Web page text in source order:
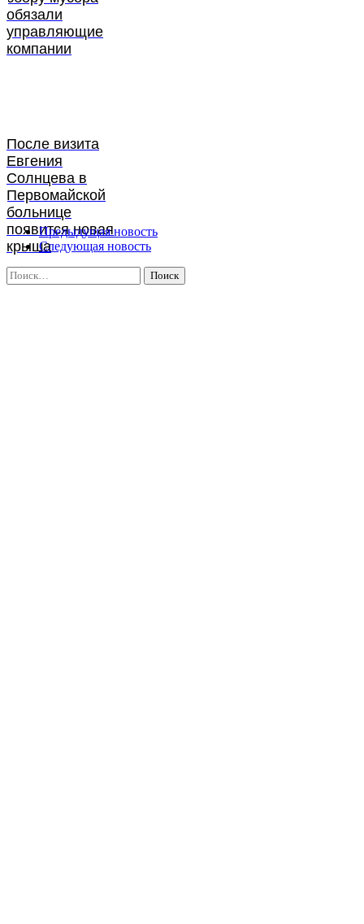
обязали
управляющие
компании
После визита
Евгения
Солнцева в
Первомайской
больнице
появится новая
крыша
Предыдущая новость
Следующая новость
Найти: